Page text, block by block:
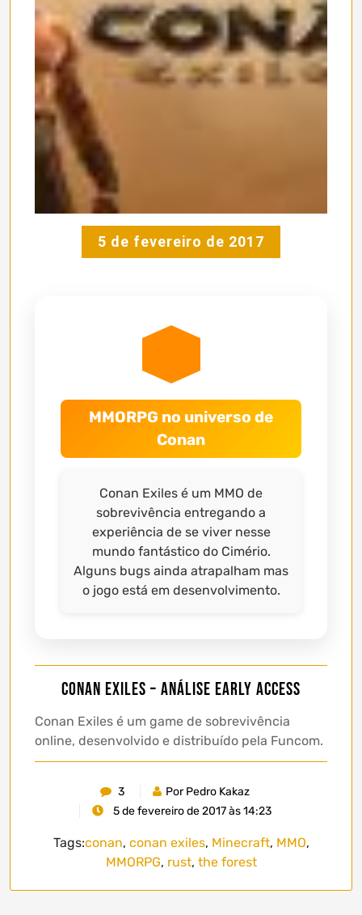
5 de fevereiro de 2017
MMORPG no universo de
Conan
Conan Exiles é um MMO de
sobrevivência entregando a
experiência de se viver nesse
mundo fantástico do Cimério.
Alguns bugs ainda atrapalham mas
o jogo está em desenvolvimento.
Conan Exiles – Análise Early Access
Conan Exiles é um game de sobrevivência
online, desenvolvido e distribuído pela Funcom.
3
Por Pedro Kakaz
5 de fevereiro de 2017 às 14:23
Tags:conan, conan exiles, Minecraft, MMO,
MMORPG, rust, the forest